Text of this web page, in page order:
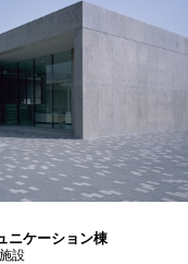
ニケーション棟
設